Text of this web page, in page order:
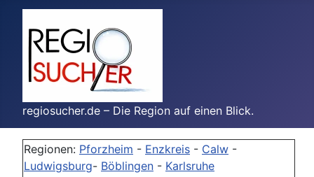
regiosucher.de – Die Region auf einen Blick.
Regionen: Pforzheim - Enzkreis - Calw -
Ludwigsburg- Böblingen - Karlsruhe